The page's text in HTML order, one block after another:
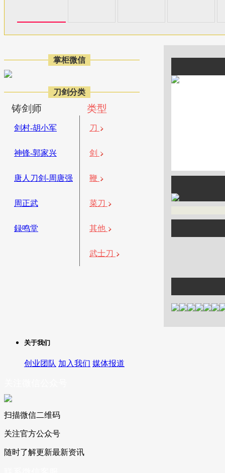
掌柜微信
刀剑分类
铸剑师
剑村-胡小军
神锋-郭家兴
唐人刀剑-周唐强
周正武
録鸣堂
类型
刀
剑
鞭
菜刀
其他
武士刀
关于我们
创业团队 加入我们 媒体报道
扫描微信二维码
关注官方公众号
随时了解更新最新资讯